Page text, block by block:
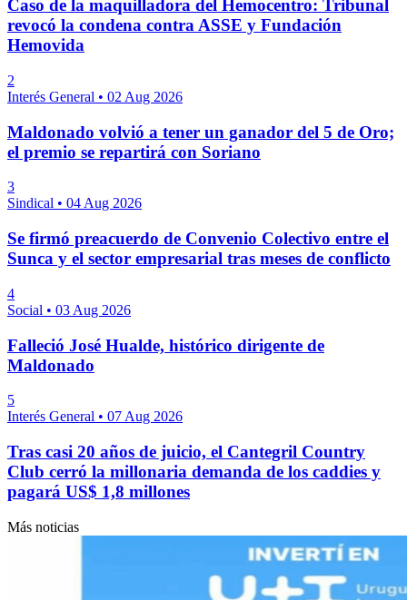
Caso de la maquilladora del Hemocentro: Tribunal
revocó la condena contra ASSE y Fundación
Hemovida
2
Interés General • 02 Aug 2026
Maldonado volvió a tener un ganador del 5 de Oro;
el premio se repartirá con Soriano
3
Sindical • 04 Aug 2026
Se firmó preacuerdo de Convenio Colectivo entre el
Sunca y el sector empresarial tras meses de conflicto
4
Social • 03 Aug 2026
Falleció José Hualde, histórico dirigente de
Maldonado
5
Interés General • 07 Aug 2026
Tras casi 20 años de juicio, el Cantegril Country
Club cerró la millonaria demanda de los caddies y
pagará US$ 1,8 millones
Más noticias